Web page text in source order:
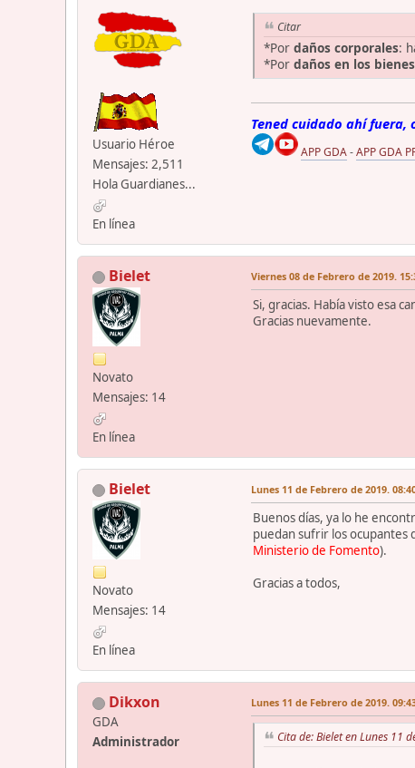
Usuario Héroe
Mensajes: 2,511
Hola Guardianes...
En línea
Citar
*Por daños corporales:
*Por daños en los bienes
Tened cuidado ahí fuera,
APP GDA-APP GDA
Bielet
Novato
Mensajes: 14
En línea
Viernes 08 de Febrero de 2019.
Si, gracias. Había visto esa
Gracias nuevamente.
Bielet
Novato
Mensajes: 14
En línea
Lunes 11 de Febrero de 2019.
Buenos días, ya lo he
puedan sufrir los ocupantes
Ministerio de Fomento).
Gracias a todos,
Dikxon
GDA
Administrador
Lunes 11 de Febrero de 2019.
Cita de: Bielet en Lunes 11